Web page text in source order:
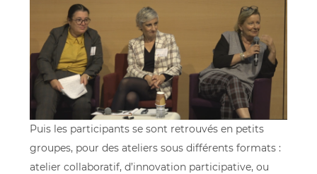
Puis les participants se sont retrouvés en petits
groupes, pour des ateliers sous différents formats :
atelier collaboratif, d’innovation participative, ou